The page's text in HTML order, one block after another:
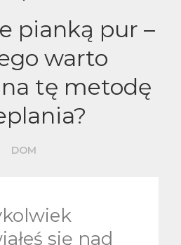
pianką pur –
warto
tę metodę
DOM
się nad